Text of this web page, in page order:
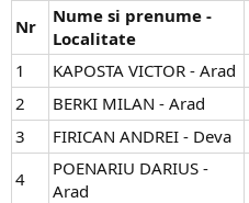
Nr
Nume si prenume -
Localitate
1
KAPOSTA VICTOR - Arad
2
BERKI MILAN - Arad
3
FIRICAN ANDREI - Deva
4
POENARIU DARIUS -
Arad